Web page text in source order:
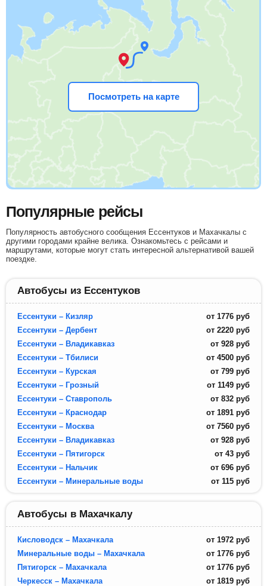
Посмотреть на карте
Популярные рейсы
Популярность автобусного сообщения Ессентуков и Махачкалы с
другими городами крайне велика. Ознакомьтесь с рейсами и
маршрутами, которые могут стать интересной альтернативой вашей
поездке.
Автобусы из Ессентуков
Ессентуки – Кизляр от 1776 руб
Ессентуки – Дербент
от 2220 руб
Ессентуки – Владикавказ
от 928 руб
Ессентуки – Тбилиси
от 4500 руб
Ессентуки – Курская
от 799 руб
Ессентуки – Грозный
от 1149 руб
Ессентуки – Ставрополь
от 832 руб
Ессентуки – Краснодар
от 1891 руб
Ессентуки – Москва
от 7560 руб
Ессентуки – Владикавказ
от 928 руб
Ессентуки – Пятигорск
от 43 руб
Ессентуки – Нальчик
от 696 руб
Ессентуки – Минеральные воды
от 115 руб
Автобусы в Махачкалу
Кисловодск – Махачкала от 1972 руб
Минеральные воды – Махачкала
от 1776 руб
Пятигорск – Махачкала
от 1776 руб
Черкесск – Махачкала
от 1819 руб